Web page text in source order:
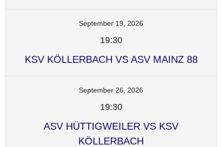
September 19, 2026
19:30
KSV KÖLLERBACH VS ASV MAINZ 88
September 26, 2026
19:30
ASV HÜTTIGWEILER VS KSV
KÖLLERBACH